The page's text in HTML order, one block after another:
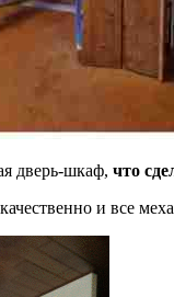
дверь-шкаф, что
и все